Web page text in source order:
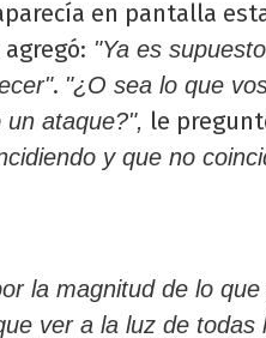
en pantalla
"Ya es
. "¿O sea lo que
ataque?", le
y que no
la magnitud de lo
ver a la luz de